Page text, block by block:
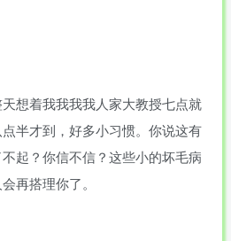
想着我我我我人家大教授七点就
半才到，好多小习惯。你说这有
起？你信不信？这些小的坏毛病
再搭理你了。